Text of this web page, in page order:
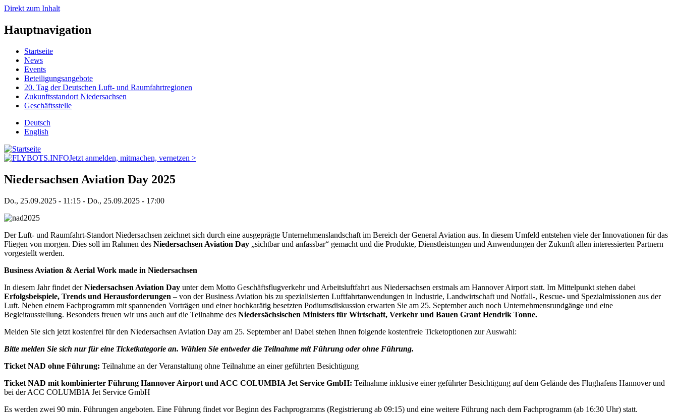
Direkt zum Inhalt
Hauptnavigation
Startseite
News
Events
Beteiligungsangebote
20. Tag der Deutschen Luft- und Raumfahrtregionen
Zukunftsstandort Niedersachsen
Geschäftsstelle
Deutsch
English
Jetzt anmelden, mitmachen, vernetzen >
Niedersachsen Aviation Day 2025
Do., 25.09.2025 - 11:15 - Do., 25.09.2025 - 17:00
Der Luft- und Raumfahrt-Standort Niedersachsen zeichnet sich durch eine ausgeprägte Unternehmenslandschaft im Bereich der General Aviation aus. In diesem Umfeld entstehen viele der Innovationen für das
Fliegen von morgen. Dies soll im Rahmen des Niedersachsen Aviation Day „sichtbar und anfassbar“ gemacht und die Produkte, Dienstleistungen und Anwendungen der Zukunft allen interessierten Partnern
vorgestellt werden.
Business Aviation & Aerial Work made in Niedersachsen
In diesem Jahr findet derNiedersachsen Aviation Day unter dem Motto Geschäftsflugverkehr und Arbeitsluftfahrt aus Niedersachsen erstmals am Hannover Airport statt. Im Mittelpunkt stehen dabei
Erfolgsbeispiele, Trends und Herausforderungen – von der Business Aviation bis zu spezialisierten Luftfahrtanwendungen in Industrie, Landwirtschaft und Notfall-, Rescue- und Spezialmissionen aus der
Luft. Neben einem Fachprogramm mit spannenden Vorträgen und einer hochkarätig besetzten Podiumsdiskussion erwarten Sie am 25. September auch noch Unternehmensrundgänge und eine
Begleitausstellung. Besonders freuen wir uns auch auf die Teilnahme des Niedersächsischen Ministers für Wirtschaft, Verkehr und Bauen Grant Hendrik Tonne.
Melden Sie sich jetzt kostenfrei für den Niedersachsen Aviation Day am 25. September an! Dabei stehen Ihnen folgende kostenfreie Ticketoptionen zur Auswahl:
Bitte melden Sie sich nur für eine Ticketkategorie an. Wählen Sie entweder die Teilnahme mit Führung oder ohne Führung.
Ticket NAD ohne Führung: Teilnahme an der Veranstaltung ohne Teilnahme an einer geführten Besichtigung
Ticket NAD mit kombinierter Führung Hannover Airport und ACC COLUMBIA Jet Service GmbH: Teilnahme inklusive einer geführter Besichtigung auf dem Gelände des Flughafens Hannover und
bei der ACC COLUMBIA Jet Service GmbH
Es werden zwei 90 min. Führungen angeboten. Eine Führung findet vor Beginn des Fachprogramms (Registrierung ab 09:15) und eine weitere Führung nach dem Fachprogramm (ab 16:30 Uhr) statt.